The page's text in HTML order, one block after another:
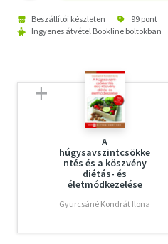
Beszállítói készleten 99 pont
Ingyenes átvétel Bookline boltokban
A
húgysavszintcsökke
ntés és a köszvény
diétás- és
életmódkezelése
Gyurcsáné Kondrát Ilona